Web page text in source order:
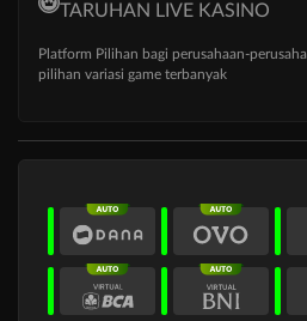
TARUHAN LIVE KASINO
Platform Pilihan bagi perusahaan-
pilihan variasi game terbanyak